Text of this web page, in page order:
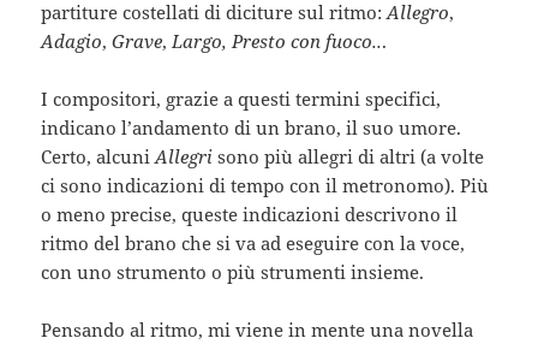
partiture costellati di diciture sul ritmo:Allegro,
Adagio,Grave, Largo, Presto con fuoco...
I compositori, grazie a questi termini specifici,
indicano l’andamento di un brano, il suo umore.
Certo, alcuniAllegri sono più allegri di altri (a volte
ci sono indicazioni di tempo con il metronomo). Più
o meno precise, queste indicazioni descrivono il
ritmo del brano che si va ad eseguire con la voce,
con uno strumento o più strumenti insieme.
Pensando al ritmo, mi viene in mente una novella